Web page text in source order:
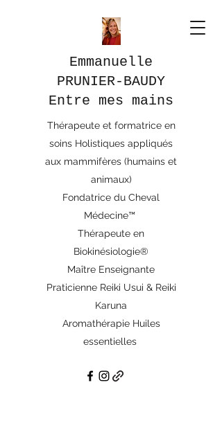
Emmanuelle
PRUNIER-BAUDY
Entre mes mains
Thérapeute et formatrice en
soins Holistiques appliqués
aux mammifères (humains et
animaux)
Fondatrice du Cheval
Médecine™
Thérapeute en
Biokinésiologie®
Maître Enseignante
Praticienne Reiki Usui & Reiki
Karuna
Aromathérapie Huiles
essentielles